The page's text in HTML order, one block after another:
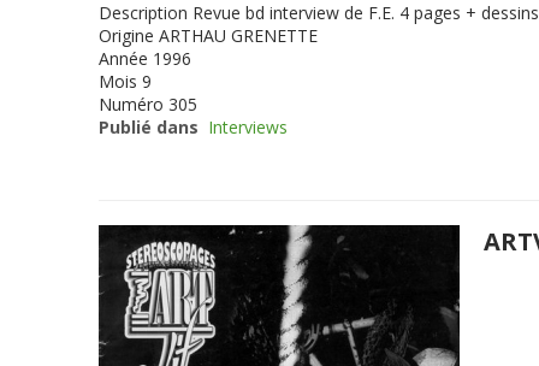
Description Revue bd interview de F.E. 4 pages +
Origine ARTHAU GRENETTE
Année 1996
Mois 9
Numéro 305
Publié dans Interviews